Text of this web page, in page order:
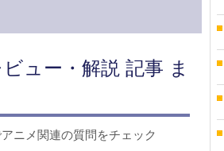
ュー・解説 記事 ま
ニメ関連の質問をチェック